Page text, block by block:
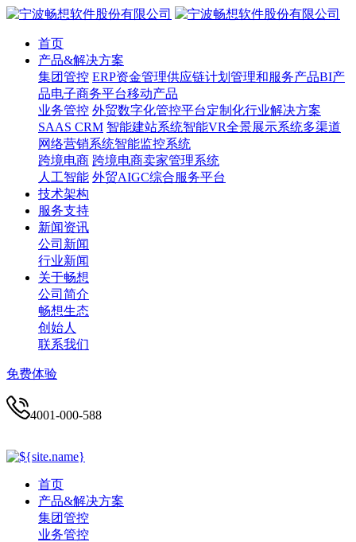
首页
产品&解决方案
集团管控 ERP资金管理供应链计划管理和服务产品BI产
品电子商务平台移动产品
业务管控 外贸数字化管控平台定制化行业解决方案
SAAS CRM 智能建站系统智能VR全景展示系统多渠道
网络营销系统智能监控系统
跨境电商 跨境电商卖家管理系统
人工智能 外贸AIGC综合服务平台
技术架构
服务支持
新闻资讯
公司新闻
行业新闻
关于畅想
公司简介
畅想生态
创始人
联系我们
免费体验
4001-000-588
首页
产品&解决方案
集团管控
业务管控